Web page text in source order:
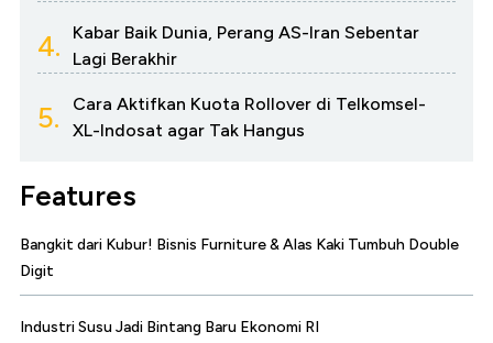
4.
Kabar Baik Dunia, Perang AS-Iran Sebentar
Lagi Berakhir
5.
Cara Aktifkan Kuota Rollover di Telkomsel-
XL-Indosat agar Tak Hangus
Features
Bangkit dari Kubur! Bisnis Furniture & Alas Kaki Tumbuh Double
Digit
Industri Susu Jadi Bintang Baru Ekonomi RI